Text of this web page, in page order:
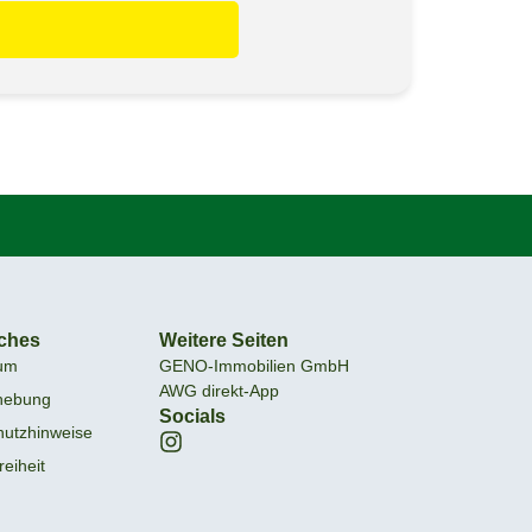
Weitere Seiten
GENO-Immobilien GmbH
AWG direkt-App
Socials